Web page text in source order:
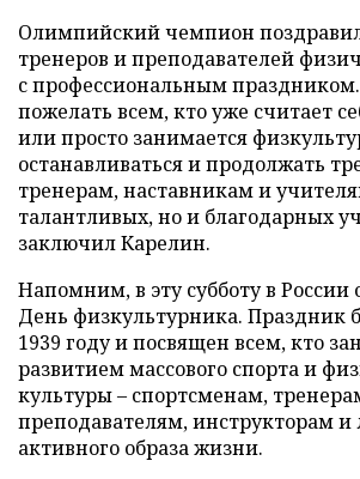
Олимпийский чемпион
тренеров и преподавателей
с профессиональным
пожелать всем, кто уже считает
или просто занимается
останавливаться и продолжать
тренерам, наставникам и
талантливых, но и благодарных
заключил Карелин.
Напомним, в эту субботу в России
День физкультурника. Праздник
1939 году и посвящен всем, кто
развитием массового спорта и
культуры – спортсменам,
преподавателям, инструкторам
активного образа жизни.